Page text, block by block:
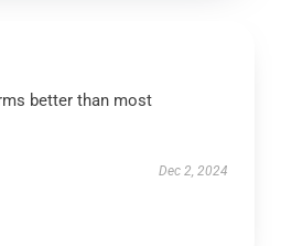
better than most
Dec 2, 2024